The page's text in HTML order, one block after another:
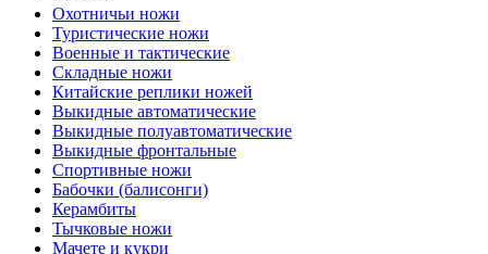
Охотничьи ножи
Туристические ножи
Военные и тактические
Складные ножи
Китайские реплики ножей
Выкидные автоматические
Выкидные полуавтоматические
Выкидные фронтальные
Спортивные ножи
Бабочки (балисонги)
Керамбиты
Тычковые ножи
Мачете и кукри